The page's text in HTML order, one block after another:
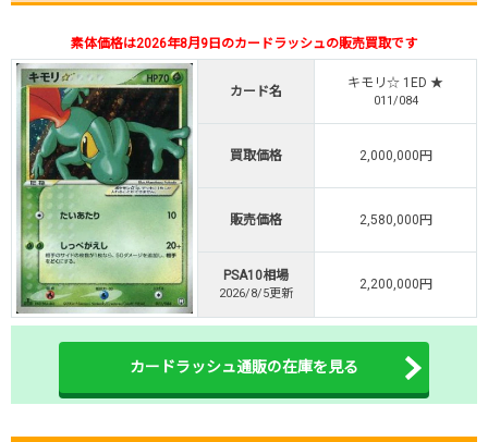
オリくじ
・新規登録で無料100連できる！
・初回購入は500coinが50円
オリくじ公式はこちら ＞
TORAオリパ
・リリース1周年イベント開催中！
・新規登録で最大90%OFF
初回登録で4種類アド確解放
TORAオリパ公式はこちら ＞
素体価格は2026年8月9日のカードラッシュの販売買取です
カード名
キモリ☆ 1ED ★
011/084
買取価格 2,000,000円
販売価格 2,580,000円
PSA10相場
2026/8/5更新
2,200,000円
カードラッシュ通販の在庫を見る